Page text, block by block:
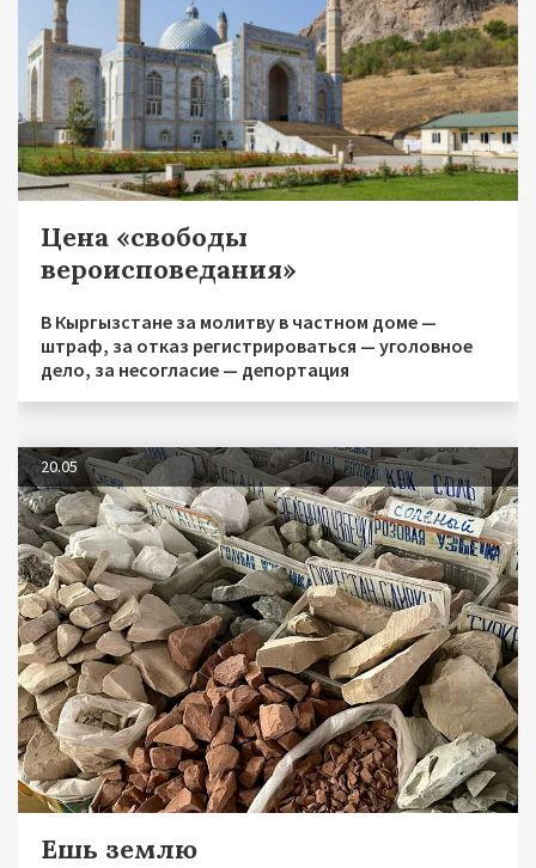
Цена «свободы
вероисповедания»
В Кыргызстане за молитву в частном доме —
штраф, за отказ регистрироваться — уголовное
дело, за несогласие — депортация
20.05
Ешь землю